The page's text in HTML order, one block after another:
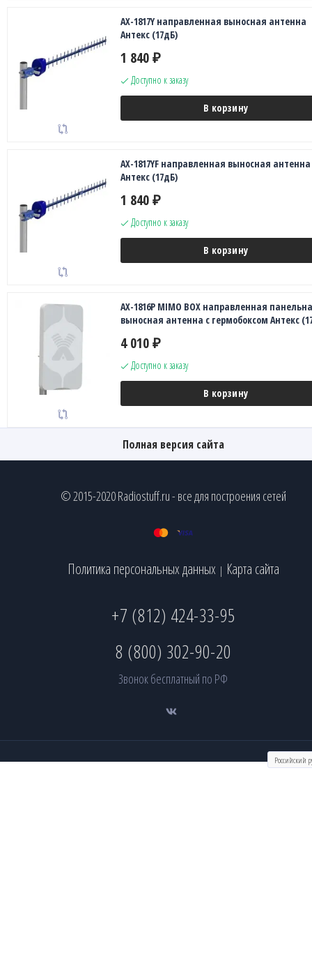
AX-1817Y направленная выносная антенна
Антекс (17дБ)
1 840 ₽
Доступно к заказу
В корзину
AX-1817YF направленная выносная антенна
Антекс (17дБ)
1 840 ₽
Доступно к заказу
В корзину
AX-1816P MIMO BOX направленная
выносная антенна с гермобоксом Антекс
4 010 ₽
Доступно к заказу
В корзину
Полная версия сайта
© 2015-2020 Radiostuff.ru - все для построения сетей
Политика персональных данных | Карта сайта
+7 (812) 424-33-95
8 (800) 302-90-20
Звонок бесплатный по РФ